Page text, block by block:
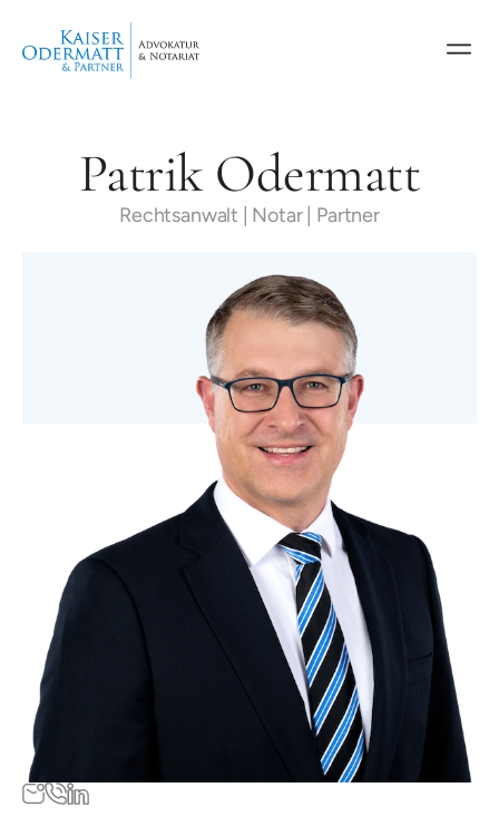
Patrik Odermatt
Rechtsanwalt | Notar | Partner